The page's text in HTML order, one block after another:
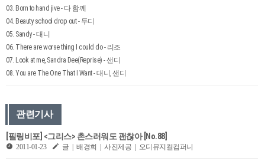
03. Born to hand jive - 다 함께
04. Beauty school drop out - 두디
05. Sandy - 대니
06. There are worse thing I could do - 리조
07. Look at me, Sandra Dee(Reprise) - 샌디
08. You are The One That I Want - 대니, 샌디
관련기사
[필링비포] <그리스> 촌스러워도 괜찮아 [No.88]
2011-01-23 글 | 배경희 | 사진제공 | 오디뮤지컬컴퍼니